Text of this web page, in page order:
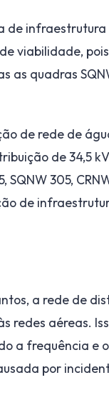
de
viabilidade,
quadras
de rede de
de 34,5
305,
de
a rede de
redes aéreas.
a frequência e
por